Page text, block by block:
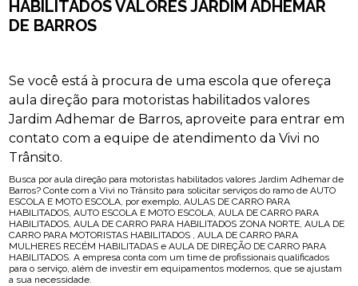
HABILITADOS VALORES JARDIM ADHEMAR
DE BARROS
Se você está à procura de uma escola que ofereça
aula direção para motoristas habilitados valores
Jardim Adhemar de Barros, aproveite para entrar em
contato com a equipe de atendimento da Vivi no
Trânsito.
Busca por aula direção para motoristas habilitados valores Jardim Adhemar de
Barros? Conte com a Vivi no Trânsito para solicitar serviços do ramo de AUTO
ESCOLA E MOTO ESCOLA, por exemplo, AULAS DE CARRO PARA
HABILITADOS, AUTO ESCOLA E MOTO ESCOLA, AULA DE CARRO PARA
HABILITADOS, AULA DE CARRO PARA HABILITADOS ZONA NORTE, AULA DE
CARRO PARA MOTORISTAS HABILITADOS , AULA DE CARRO PARA
MULHERES RECÉM HABILITADAS e AULA DE DIREÇÃO DE CARRO PARA
HABILITADOS. A empresa conta com um time de profissionais qualificados
para o serviço, além de investir em equipamentos modernos, que se ajustam
a sua necessidade.